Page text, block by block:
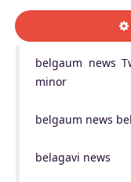
belgaum news
minor
belgaum news
belagavi news